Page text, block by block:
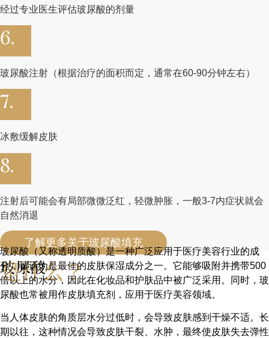
经过专业医生评估玻尿酸的剂量
6.
玻尿酸注射（根据治疗的面积而定，通常在60-90分钟左右）
7.
冰敷缓解皮肤
8.
注射后可能会有局部微微泛红，轻微肿胀，一般3-7内症状就会
自然消退
了解更多关于玻尿酸填充
玻尿酸
是什么？
玻尿酸（又称透明质酸）是一种广泛应用于医疗美容行业的成
分，被认为是最佳的皮肤保湿成分之一。它能够吸附并携带500
倍以上的水分，因此在化妆品和护肤品中被广泛采用。同时，玻
尿酸也常被用作皮肤填充剂，应用于医疗美容领域。
当人体皮肤的角质层水分过低时，会导致皮肤感到干燥不适。长
期以往，这种情况会导致皮肤干裂、水肿，最终使皮肤失去弹性